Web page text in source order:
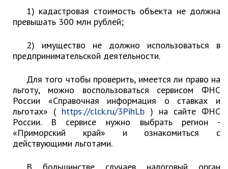
Об управлении экономики и
собственности
Труд
потребительского рынка
Отдел имущественных
отношений
Об отделе имущественных
отношений
Аукционные торги
Отдел территриального
1) кадастровая стоимость объекта не должна
превышать 300 млн рублей;
2) имущество не должно использоваться в
предпринимательской деятельности.
Для того чтобы проверить, имеется ли право на
льготу, можно воспользоваться сервисом ФНС
России «Справочная информация о ставках и
льготах» ( https://clck.ru/3PihLb ) на сайте ФНС
России. В сервисе нужно выбрать регион -
«Приморский край» и ознакомиться с
действующими льготами.